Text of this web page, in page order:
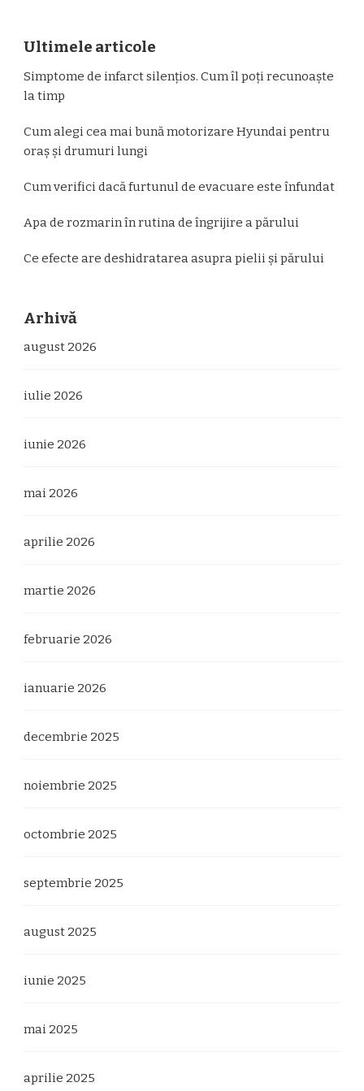
Ultimele articole
Simptome de infarct silențios. Cum îl poți recunoaște
la timp
Cum alegi cea mai bună motorizare Hyundai pentru
oraș și drumuri lungi
Cum verifici dacă furtunul de evacuare este înfundat
Apa de rozmarin în rutina de îngrijire a părului
Ce efecte are deshidratarea asupra pielii și părului
Arhivă
august 2026
iulie 2026
iunie 2026
mai 2026
aprilie 2026
martie 2026
februarie 2026
ianuarie 2026
decembrie 2025
noiembrie 2025
octombrie 2025
septembrie 2025
august 2025
iunie 2025
mai 2025
aprilie 2025